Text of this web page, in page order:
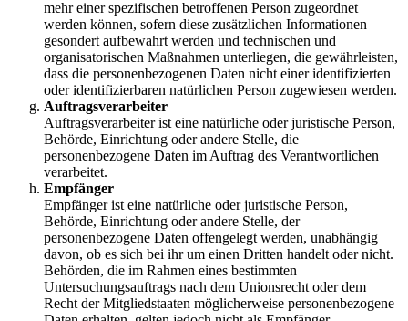
mehr einer spezifischen betroffenen Person zugeordnet
werden können, sofern diese zusätzlichen Informationen
gesondert aufbewahrt werden und technischen und
organisatorischen Maßnahmen unterliegen, die gewährleisten,
dass die personenbezogenen Daten nicht einer identifizierten
oder identifizierbaren natürlichen Person zugewiesen werden.
Auftragsverarbeiter
Auftragsverarbeiter ist eine natürliche oder juristische Person,
Behörde, Einrichtung oder andere Stelle, die
personenbezogene Daten im Auftrag des Verantwortlichen
verarbeitet.
Empfänger
Empfänger ist eine natürliche oder juristische Person,
Behörde, Einrichtung oder andere Stelle, der
personenbezogene Daten offengelegt werden, unabhängig
davon, ob es sich bei ihr um einen Dritten handelt oder nicht.
Behörden, die im Rahmen eines bestimmten
Untersuchungsauftrags nach dem Unionsrecht oder dem
Recht der Mitgliedstaaten möglicherweise personenbezogene